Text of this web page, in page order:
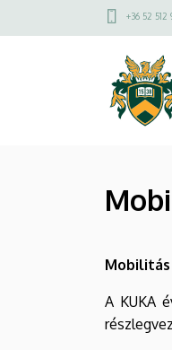
Mobilitás
robotikában
a
Felső
menü
+36 52 512
Mobilitás
A KUKA